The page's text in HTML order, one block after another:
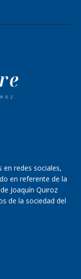
en redes sociales,
en referente de la
Joaquín Quiroz
de la sociedad del